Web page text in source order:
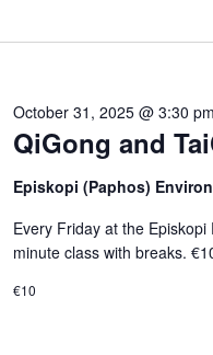
QiGong and
October 31, 2025 @ 3:30 pm
Episkopi (Paphos)
Every Friday at the
minute class with breaks.
€10